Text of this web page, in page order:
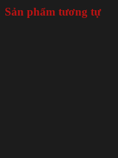
Sản phẩm tương tự